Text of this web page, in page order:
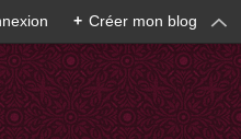
+ Créer mon blog